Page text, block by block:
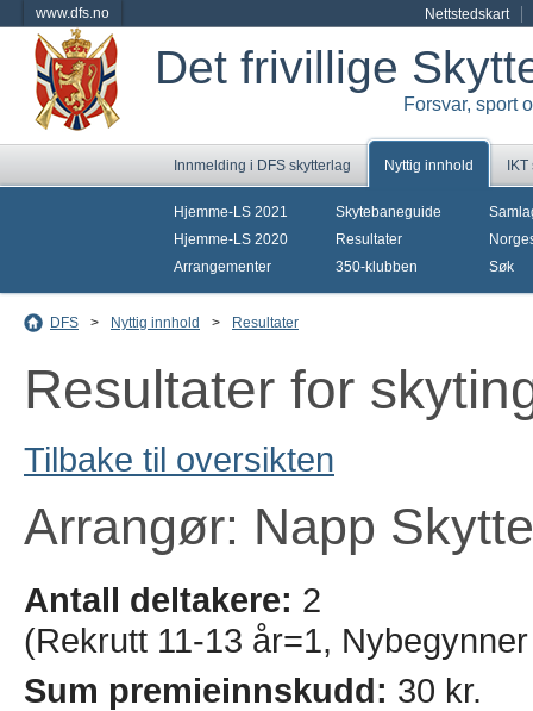
www.dfs.no Nettstedskart
Det frivillige
Forsvar, sport
Innmelding i DFS skytterlag Nyttig innhold
Hjemme-LS 2021
Hjemme-LS 2020
Arrangementer
Skytebaneguide
Resultater
350-klubben
Søk
DFS > Nyttig innhold > Resultater
Resultater for
Tilbake til oversikten
Arrangør: Napp
Antall deltakere: 2
(Rekrutt 11-13 år=1,
Sum premieinnskudd: 30 kr.